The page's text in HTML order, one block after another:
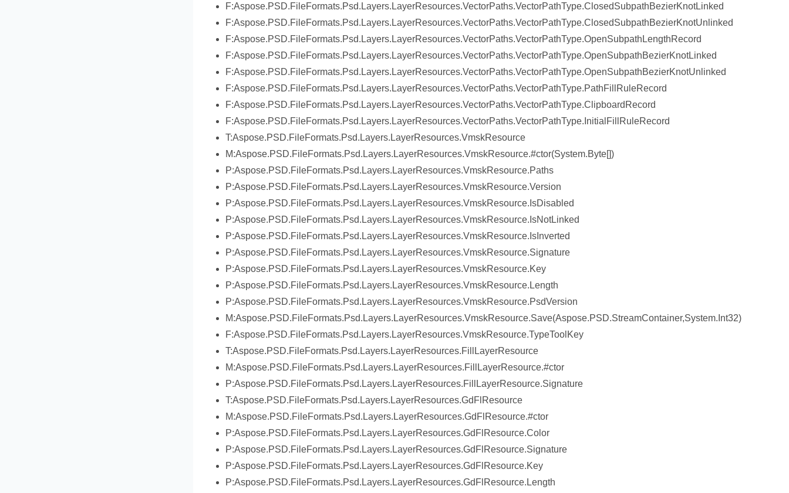
F:Aspose.PSD.FileFormats.Psd.Layers.LayerResources.VectorPaths.VectorPathType.ClosedSubpathBezierKnotLinked
F:Aspose.PSD.FileFormats.Psd.Layers.LayerResources.VectorPaths.VectorPathType.ClosedSubpathBezierKnotUnlinked
F:Aspose.PSD.FileFormats.Psd.Layers.LayerResources.VectorPaths.VectorPathType.OpenSubpathLengthRecord
F:Aspose.PSD.FileFormats.Psd.Layers.LayerResources.VectorPaths.VectorPathType.OpenSubpathBezierKnotLinked
F:Aspose.PSD.FileFormats.Psd.Layers.LayerResources.VectorPaths.VectorPathType.OpenSubpathBezierKnotUnlinked
F:Aspose.PSD.FileFormats.Psd.Layers.LayerResources.VectorPaths.VectorPathType.PathFillRuleRecord
F:Aspose.PSD.FileFormats.Psd.Layers.LayerResources.VectorPaths.VectorPathType.ClipboardRecord
F:Aspose.PSD.FileFormats.Psd.Layers.LayerResources.VectorPaths.VectorPathType.InitialFillRuleRecord
T:Aspose.PSD.FileFormats.Psd.Layers.LayerResources.VmskResource
M:Aspose.PSD.FileFormats.Psd.Layers.LayerResources.VmskResource.#ctor(System.Byte[])
P:Aspose.PSD.FileFormats.Psd.Layers.LayerResources.VmskResource.Paths
P:Aspose.PSD.FileFormats.Psd.Layers.LayerResources.VmskResource.Version
P:Aspose.PSD.FileFormats.Psd.Layers.LayerResources.VmskResource.IsDisabled
P:Aspose.PSD.FileFormats.Psd.Layers.LayerResources.VmskResource.IsNotLinked
P:Aspose.PSD.FileFormats.Psd.Layers.LayerResources.VmskResource.IsInverted
P:Aspose.PSD.FileFormats.Psd.Layers.LayerResources.VmskResource.Signature
P:Aspose.PSD.FileFormats.Psd.Layers.LayerResources.VmskResource.Key
P:Aspose.PSD.FileFormats.Psd.Layers.LayerResources.VmskResource.Length
P:Aspose.PSD.FileFormats.Psd.Layers.LayerResources.VmskResource.PsdVersion
M:Aspose.PSD.FileFormats.Psd.Layers.LayerResources.VmskResource.Save(Aspose.PSD.StreamContainer,System.Int32)
F:Aspose.PSD.FileFormats.Psd.Layers.LayerResources.VmskResource.TypeToolKey
T:Aspose.PSD.FileFormats.Psd.Layers.LayerResources.FillLayerResource
M:Aspose.PSD.FileFormats.Psd.Layers.LayerResources.FillLayerResource.#ctor
P:Aspose.PSD.FileFormats.Psd.Layers.LayerResources.FillLayerResource.Signature
T:Aspose.PSD.FileFormats.Psd.Layers.LayerResources.GdFlResource
M:Aspose.PSD.FileFormats.Psd.Layers.LayerResources.GdFlResource.#ctor
P:Aspose.PSD.FileFormats.Psd.Layers.LayerResources.GdFlResource.Color
P:Aspose.PSD.FileFormats.Psd.Layers.LayerResources.GdFlResource.Signature
P:Aspose.PSD.FileFormats.Psd.Layers.LayerResources.GdFlResource.Key
P:Aspose.PSD.FileFormats.Psd.Layers.LayerResources.GdFlResource.Length